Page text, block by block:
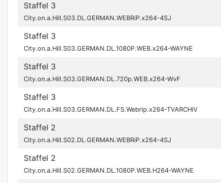
Staffel 3
City.on.a.Hill.S03.DL.GERMAN.WEBRiP.x264-4SJ
Staffel 3
City.on.a.Hill.S03.GERMAN.DL.1080P.WEB.x264-WAYNE
Staffel 3
City.on.a.Hill.S03.GERMAN.DL.720p.WEB.x264-WvF
Staffel 3
City.on.a.Hill.S03.GERMAN.DL.FS.Webrip.x264-TVARCHiV
Staffel 2
City.on.a.Hill.S02.DL.GERMAN.WEBRiP.x264-4SJ
Staffel 2
City.on.a.Hill.S02.GERMAN.DL.1080P.WEB.H264-WAYNE